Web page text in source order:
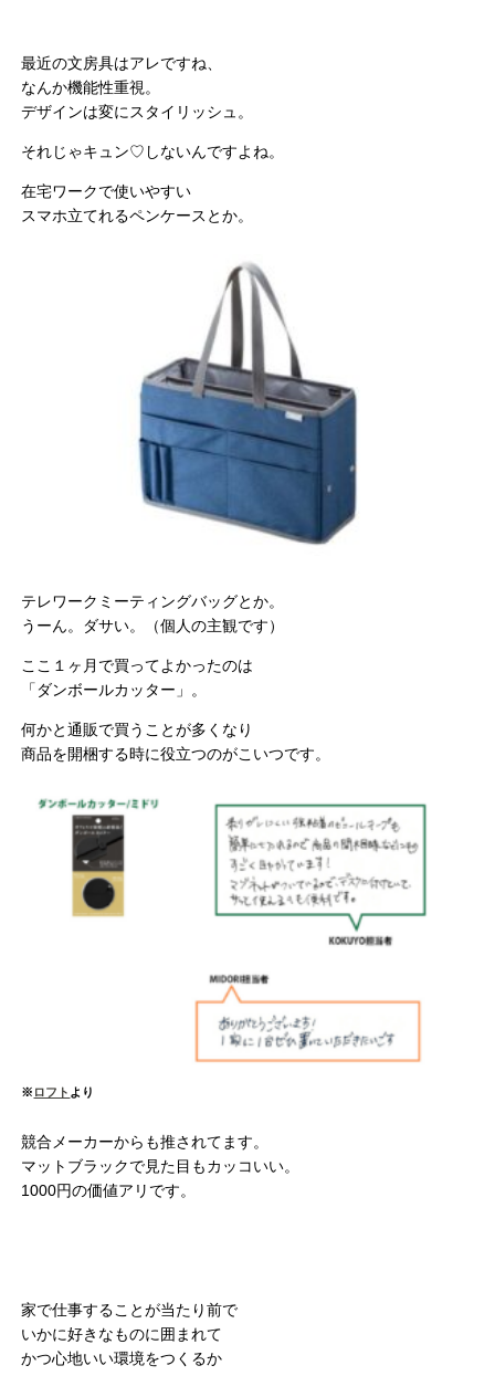
最近の文房具はアレですね、
なんか機能性重視。
デザインは変にスタイリッシュ。
それじゃキュン♡しないんですよね。
在宅ワークで使いやすい
スマホ立てれるペンケースとか。
テレワークミーティングバッグとか。
うーん。ダサい。（個人の主観です）
ここ１ヶ月で買ってよかったのは
「ダンボールカッター」。
何かと通販で買うことが多くなり
商品を開梱する時に役立つのがこいつです。
※ ロフト より
競合メーカーからも推されてます。
マットブラックで見た目もカッコいい。
1000円の価値アリです。
家で仕事することが当たり前で
いかに好きなものに囲まれて
かつ心地いい環境をつくるか